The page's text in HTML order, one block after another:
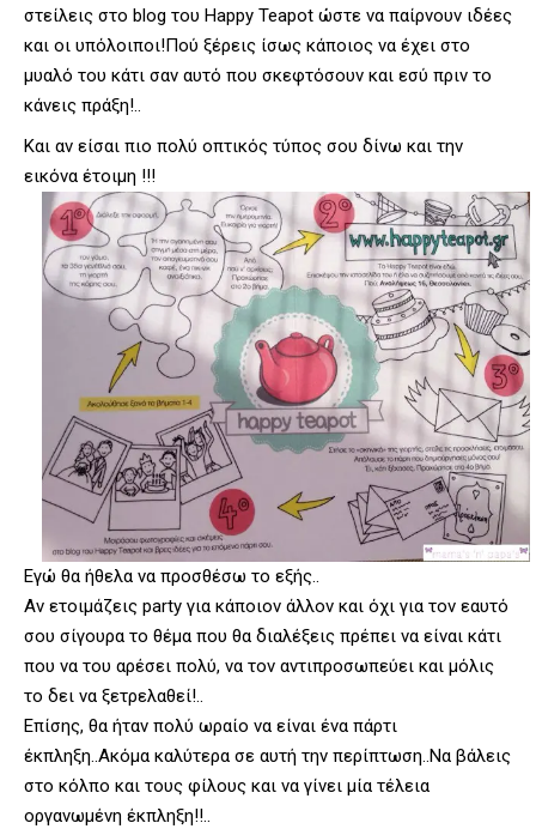
στείλεις στο blog του Happy Teapot ώστε να παίρνουν ιδέες
και οι υπόλοιποι!Πού ξέρεις ίσως κάποιος να έχει στο
μυαλό του κάτι σαν αυτό που σκεφτόσουν και εσύ πριν το
κάνεις πράξη!..
Και αν είσαι πιο πολύ οπτικός τύπος σου δίνω και την
εικόνα έτοιμη !!!
Εγώ θα ήθελα να προσθέσω το εξής..
Αν ετοιμάζεις party για κάποιον άλλον και όχι για τον εαυτό
σου σίγουρα το θέμα που θα διαλέξεις πρέπει να είναι κάτι
που να του αρέσει πολύ, να τον αντιπροσωπεύει και μόλις
το δει να ξετρελαθεί!..
Επίσης, θα ήταν πολύ ωραίο να είναι ένα πάρτι
έκπληξη..Ακόμα καλύτερα σε αυτή την περίπτωση..Να βάλεις
στο κόλπο και τους φίλους και να γίνει μία τέλεια
οργανωμένη έκπληξη!!..